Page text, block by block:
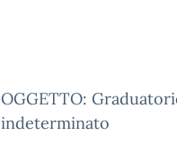
OGGETTO:
indeterminato